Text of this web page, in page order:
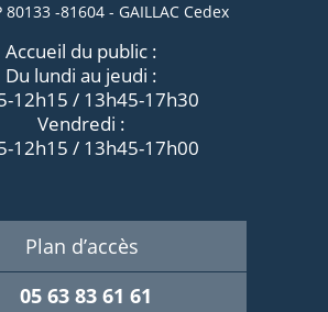
80133 -81604 - GAILLAC Cedex
Accueil du public :
Du lundi au jeudi :
12h15 / 13h45-17h30
Vendredi :
12h15 / 13h45-17h00
Plan d’accès
05 63 83 61 61